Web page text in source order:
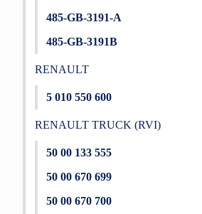
485-GB-3191-A
485-GB-3191B
RENAULT
5 010 550 600
RENAULT TRUCK (RVI)
50 00 133 555
50 00 670 699
50 00 670 700